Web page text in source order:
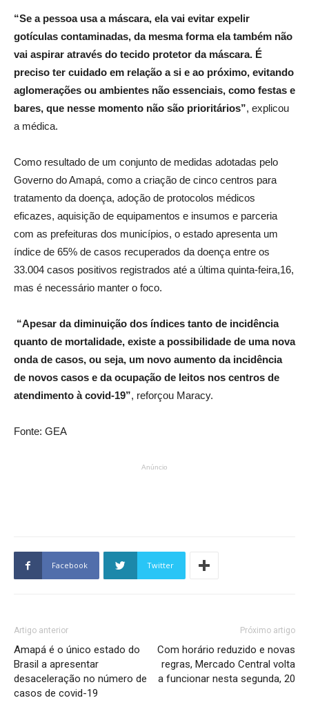
“Se a pessoa usa a máscara, ela vai evitar expelir
gotículas contaminadas, da mesma forma ela também não
vai aspirar através do tecido protetor da máscara. É
preciso ter cuidado em relação a si e ao próximo, evitando
aglomerações ou ambientes não essenciais, como festas e
bares, que nesse momento não são prioritários”, explicou
a médica.
Como resultado de um conjunto de medidas adotadas pelo
Governo do Amapá, como a criação de cinco centros para
tratamento da doença, adoção de protocolos médicos
eficazes, aquisição de equipamentos e insumos e parceria
com as prefeituras dos municípios, o estado apresenta um
índice de 65% de casos recuperados da doença entre os
33.004 casos positivos registrados até a última quinta-feira,16,
mas é necessário manter o foco.
“Apesar da diminuição dos índices tanto de incidência
quanto de mortalidade, existe a possibilidade de uma nova
onda de casos, ou seja, um novo aumento da incidência
de novos casos e da ocupação de leitos nos centros de
atendimento à covid-19”, reforçou Maracy.
Fonte: GEA
Anúncio
Facebook Twitter
Artigo anterior
Amapá é o único estado do
Brasil a apresentar
desaceleração no número de
casos de covid-19
Próximo artigo
Com horário reduzido e novas
regras, Mercado Central volta
a funcionar nesta segunda, 20